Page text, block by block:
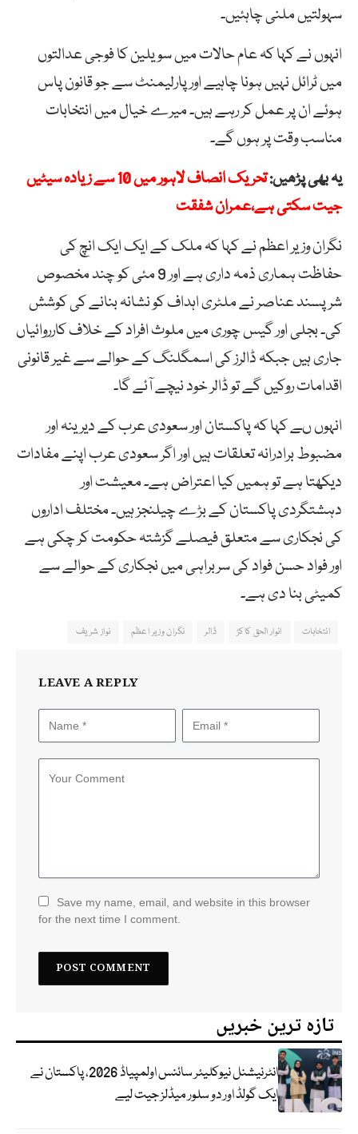
سہولتیں ملنی چاہئیں۔
انہوں نے کہا کہ عام حالات میں سویلین کا فوجی عدالتوں
میں ٹرائل نہیں ہونا چاہیے اور پارلیمنٹ سے جو قانون پاس
ہوئے ان پر عمل کر رہے ہیں۔ میرے خیال میں انتخابات
مناسب وقت پر ہوں گے۔
یہ بھی پڑھیں:
تحریک انصاف لاہور میں 10 سے زیادہ سیٹیں
جیت سکتی ہے،عمران شفقت
نگران وزیر اعظم نے کہا کہ ملک کے ایک ایک انچ کی
حفاظت ہماری ذمہ داری ہے اور 9 مئی کو چند مخصوص
شرپسند عناصر نے ملٹری اہداف کو نشانہ بنانے کی کوشش
کی۔ بجلی اور گیس چوری میں ملوث افراد کے خلاف کارروائیاں
جاری ہیں جبکہ ڈالرز کی اسمگلنگ کے حوالے سے غیر قانونی
اقدامات روکیں گے تو ڈالر خود نیچے آئے گا۔
انہوں ںے کہا کہ پاکستان اور سعودی عرب کے دیرینہ اور
مضبوط برادرانہ تعلقات ہیں اور اگر سعودی عرب اپنے مفادات
دیکھتا ہے تو ہمیں کیا اعتراض ہے۔ معیشت اور
دہشتگردی پاکستان کے بڑے چیلنجز ہیں۔ مختلف اداروں
کی نجکاری سے متعلق فیصلے گزشتہ حکومت کر چکی ہے
اور فواد حسن فواد کی سربراہی میں نجکاری کے حوالے سے
کمیٹی بنا دی ہے۔
انتخابات انوار الحق کاکڑ ڈالر نگران وزیر اعظم نواز شریف
LEAVE A REPLY
Save my name, email, and website in this browser
for the next time I comment.
تازہ ترین خبریں
انٹرنیشنل نیوکلیئر سائنس اولمپیاڈ 2026، پاکستان نے
ایک گولڈ اور دو سلور میڈلز جیت لیے